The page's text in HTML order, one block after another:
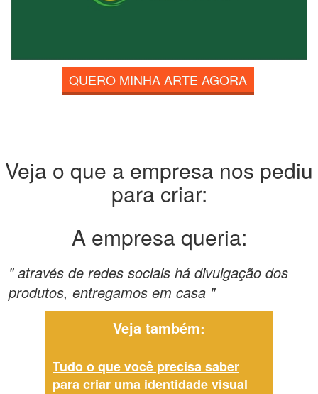
QUERO MINHA ARTE AGORA
Veja o que a empresa nos pediu
para criar:
A empresa queria:
" através de redes sociais há divulgação dos
produtos, entregamos em casa "
Veja também:
Tudo o que você precisa saber
para criar uma identidade visual